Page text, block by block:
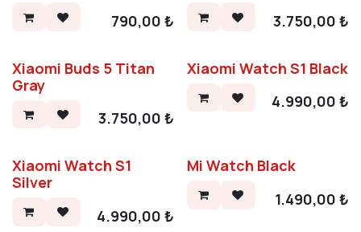
790,00 ₺
3.750,00 ₺
Xiaomi Buds 5 Titan
Gray
3.750,00 ₺
Xiaomi Watch S1 Black
4.990,00 ₺
Xiaomi Watch S1
Silver
4.990,00 ₺
Mi Watch Black
1.490,00 ₺